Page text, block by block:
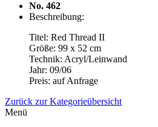
No. 462
Beschreibung:
Titel: Red Thread II
Größe: 99 x 52 cm
Technik: Acryl/Leinwand
Jahr: 09/06
Preis: auf Anfrage
Zurück zur Kategorieübersicht
Menü